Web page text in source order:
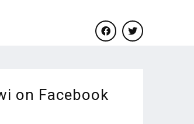
facebooktwitter
on Facebook